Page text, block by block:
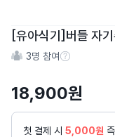
토
어
스
리
상
[유아식기]버들 자
3명 참여참여 수 정보
18,900원
첫 결제 시 5,000원